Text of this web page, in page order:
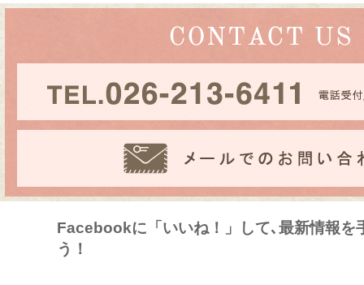
Facebookに「いいね！」して､最新情報を
う！